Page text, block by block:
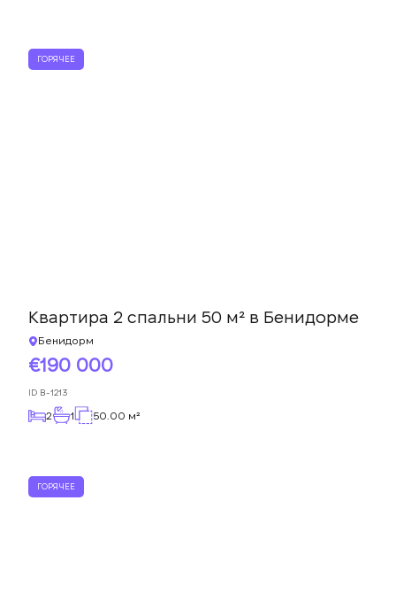
ГОРЯЧЕЕ
Квартира 2 спальни 50 м² в Бенидорме
Бенидорм
190 000
ID B-1213
2 1 50.00 м²
ГОРЯЧЕЕ